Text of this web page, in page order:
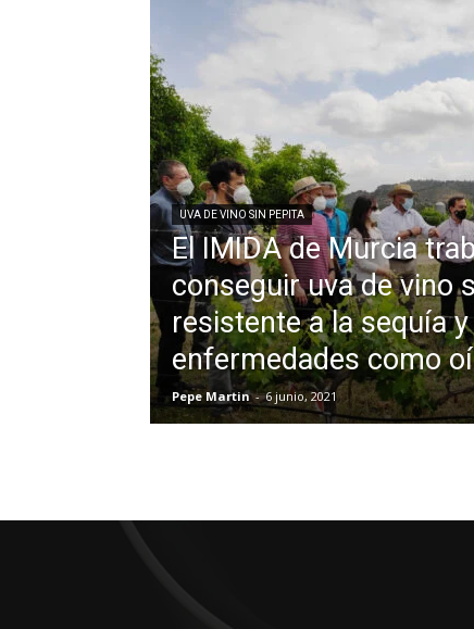
UVA DE VINO SIN PEPITA
El IMIDA de Murcia
conseguir uva de vino
resistente a la sequía y
enfermedades como
Pepe Martin - 6 junio, 2021